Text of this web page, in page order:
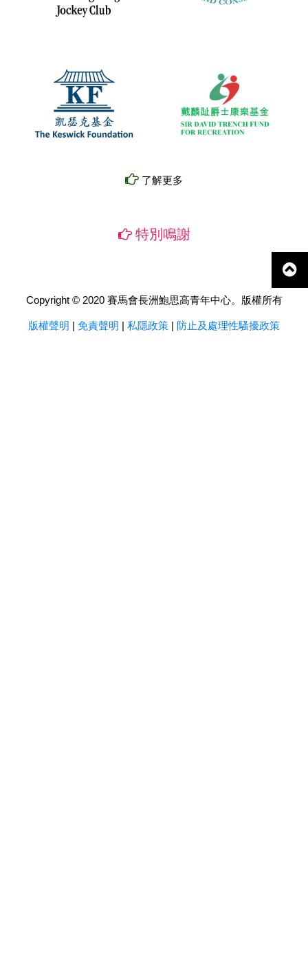
了解更多
特別鳴謝
Copyright © 2020 賽馬會長洲鮑思高青年中心。版權所有
版權聲明 | 免責聲明 | 私隱政策 | 防止及處理性騷擾政策